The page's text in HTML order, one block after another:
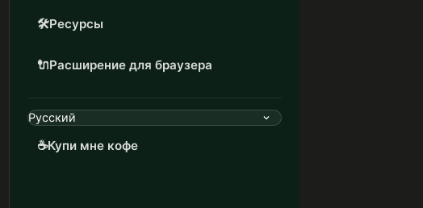
🛠️Ресурсы
🔌Расширение для браузера
☕Купи мне кофе